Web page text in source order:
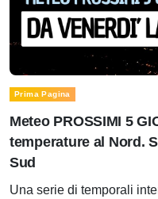
Prima Pagina
Meteo PROSSIMI 5
temperature al Nord.
Sud
Una serie di temporali